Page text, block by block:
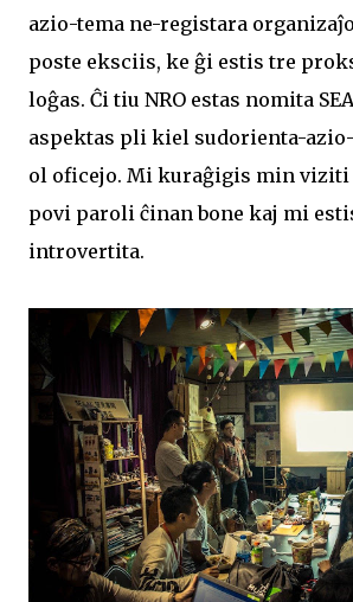
azio-tema ne-registara
poste eksciis, ke ĝi estis tre
loĝas. Ĉi tiu NRO estas nomita
aspektas pli kiel sudorienta-
ol oficejo. Mi kuraĝigis min viziti
povi paroli ĉinan bone kaj mi
introvertita.